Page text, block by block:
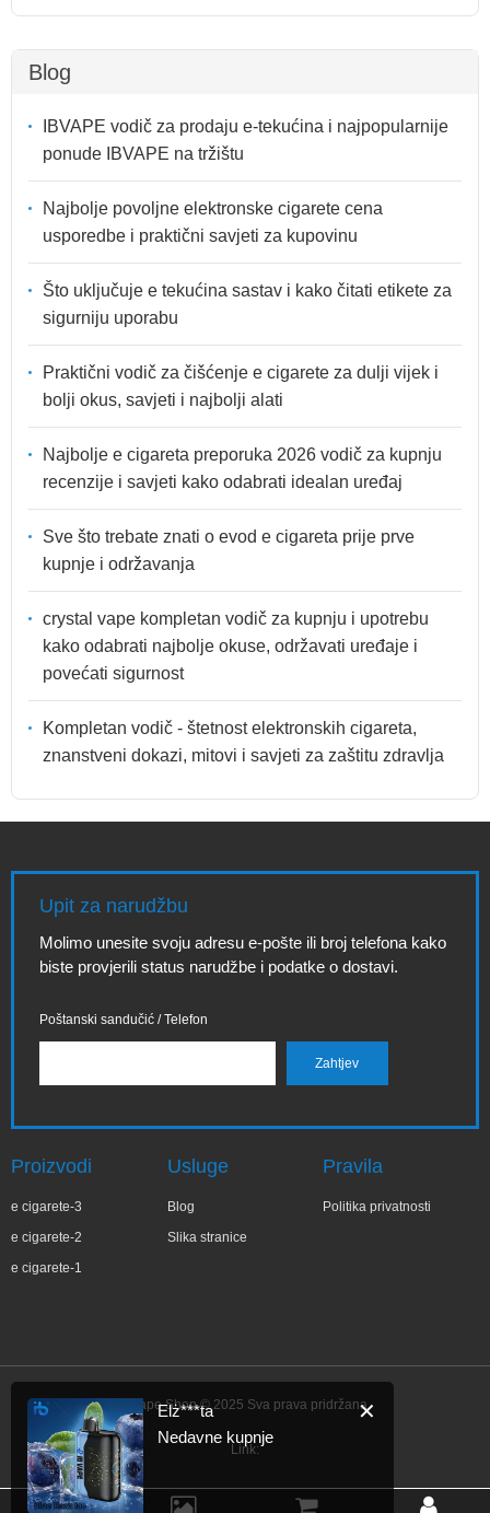
Blog
IBVAPE vodič za prodaju e-tekućina i najpopularnije
ponude IBVAPE na tržištu
Najbolje povoljne elektronske cigarete cena
usporedbe i praktični savjeti za kupovinu
Što uključuje e tekućina sastav i kako čitati etikete za
sigurniju uporabu
Praktični vodič za čišćenje e cigarete za dulji vijek i
bolji okus, savjeti i najbolji alati
Najbolje e cigareta preporuka 2026 vodič za kupnju
recenzije i savjeti kako odabrati idealan uređaj
Sve što trebate znati o evod e cigareta prije prve
kupnje i održavanja
crystal vape kompletan vodič za kupnju i upotrebu
kako odabrati najbolje okuse, održavati uređaje i
povećati sigurnost
Kompletan vodič - štetnost elektronskih cigareta,
znanstveni dokazi, mitovi i savjeti za zaštitu zdravlja
Upit za narudžbu
Molimo unesite svoju adresu e-pošte ili broj telefona kako
biste provjerili status narudžbe i podatke o dostavi.
Poštanski sandučić / Telefon
Proizvodi
e cigarete-3
e cigarete-2
e cigarete-1
Usluge
Blog
Slika stranice
Pravila
Politika privatnosti
IBVape Shop © 2025 Sva prava pridržana.
Link:
✕
Elż***ta
Nedavne kupnje